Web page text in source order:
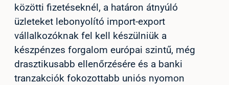
közötti fizetéseknél, a határon átnyúló
üzleteket lebonyolító import-export
vállalkozóknak fel kell készülniük a
készpénzes forgalom európai szintű, még
drasztikusabb ellenőrzésére és a banki
tranzakciók fokozottabb uniós nyomon